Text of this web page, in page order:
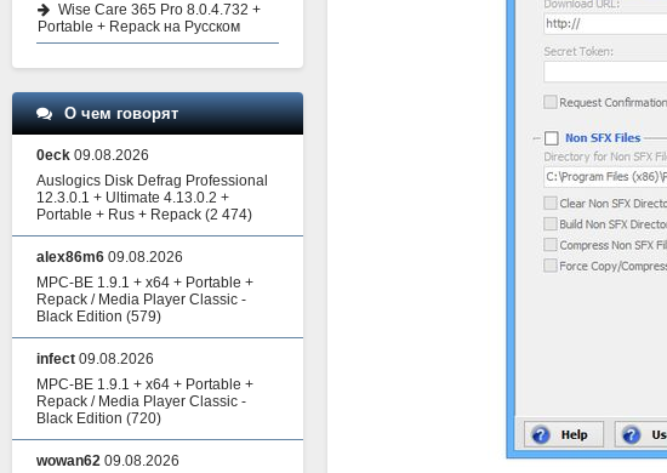
Wise Care 365 Pro 8.0.4.732 +
Portable + Repack на Русском
О чем говорят
0eck 09.08.2026
Auslogics Disk Defrag Professional
12.3.0.1 + Ultimate 4.13.0.2 +
Portable + Rus + Repack (2 474)
alex86m6 09.08.2026
MPC-BE 1.9.1 + x64 + Portable +
Repack / Media Player Classic -
Black Edition (579)
infect 09.08.2026
MPC-BE 1.9.1 + x64 + Portable +
Repack / Media Player Classic -
Black Edition (720)
wowan62 09.08.2026